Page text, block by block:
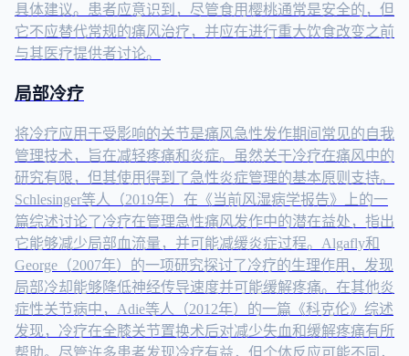
具体建议。患者应意识到，尽管食用樱桃通常是安全的，但
它不应替代常规的痛风治疗，并应在进行重大饮食改变之前
与其医疗提供者讨论。
局部冷疗
将冷疗应用于受影响的关节是痛风急性发作期间常见的自我
管理技术，旨在减轻疼痛和炎症。虽然关于冷疗在痛风中的
研究有限，但其使用得到了急性炎症管理的基本原则支持。
Schlesinger等人（2019年）在《当前风湿病学报告》上的一
篇综述讨论了冷疗在管理急性痛风发作中的潜在益处，指出
它能够减少局部血流量，并可能减缓炎症过程。Algafly和
George（2007年）的一项研究探讨了冷疗的生理作用，发现
局部冷却能够降低神经传导速度并可能缓解疼痛。在其他炎
症性关节病中，Adie等人（2012年）的一篇《科克伦》综述
发现，冷疗在全膝关节置换术后对减少失血和缓解疼痛有所
帮助。尽管许多患者发现冷疗有益，但个体反应可能不同，